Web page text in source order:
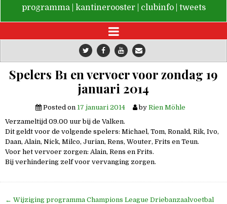
programma
kantinerooster clubinfo tweets
Spelers B1 en vervoer voor zondag 19
januari 2014
Posted on 17 januari 2014 by Rien Möhle
Verzameltijd 09.00 uur bij de Valken.
Dit geldt voor de volgende spelers: Michael, Tom, Ronald, Rik, Ivo,
Daan, Alain, Nick, Milco, Jurian, Rens, Wouter, Frits en Teun.
Voor het vervoer zorgen: Alain, Rens en Frits.
Bij verhindering zelf voor vervanging zorgen.
Bericht
← Wijziging programma Champions League Driebanzaalvoetbal